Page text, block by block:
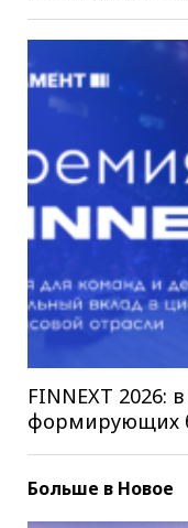
FINNEXT 2026:
формирующих
Больше в Новое